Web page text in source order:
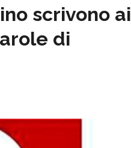
scrivono ai
di